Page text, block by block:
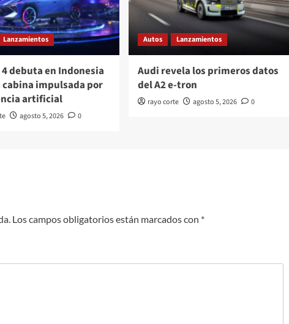
Lanzamientos
4 debuta en Indonesia
cabina impulsada por
artificial
agosto 5, 2026 0
Autos Lanzamientos
Audi revela los primeros datos
del A2 e-tron
rayo corte agosto 5, 2026 0
Los campos obligatorios están marcados con *